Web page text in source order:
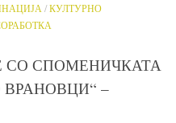
/КУЛТУРНО
СО СПОМЕНИЧКАТА
–